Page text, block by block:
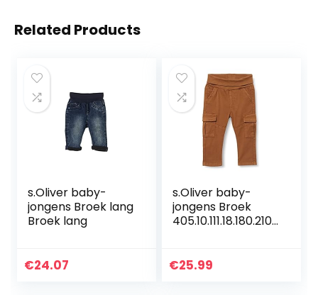
Related Products
s.Oliver baby-
jongens Broek lang
Broek lang
€24.07
s.Oliver baby-
jongens Broek
405.10.111.18.180.2107
€25.99